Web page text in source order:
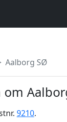
Aalborg SØ
9210.